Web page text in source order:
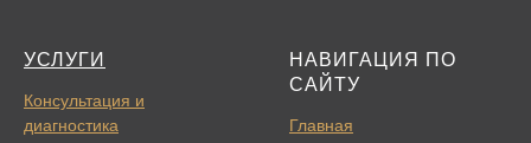
УСЛУГИ
Консультация и
диагностика
НАВИГАЦИЯ ПО
САЙТУ
Главная